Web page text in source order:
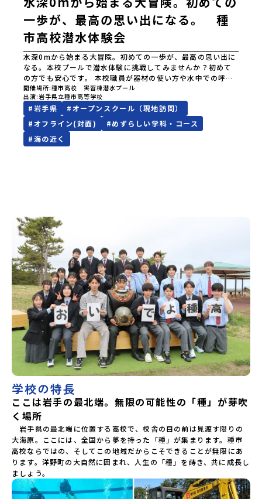
一歩が、最高の思い出になる。 種
市高校潜水体験会
水深0mから始まる大冒険。初めての一歩が、最高の思い出に
なる。本校プールで潜水体験に挑戦してみませんか？初めて
の方でも安心です。 本校職員が器材の使い方や水中での呼吸
方法などを、一から丁寧に指導します。 安全に配慮しながら
実施しますので、経験のない方でも安心して参加できます。
さあ、普段とは違う水中世界を体験してみましょう！１０月
１１日（日）はヘルメット式潜水です。寮の見学も可能です。
お問合せ先・担当種市高校海洋開発科 横葉和浩 小林月都
電話0194-65-2147
開催場所 種市高校 実習棟潜水プール
出演 岩手県立種市高等学校
#岩手県 #オープンスクール（現地訪問）
#オフライン(対面) #めずらしい学科・コース
#海の近く
学校の特長
ここは岩手の最北端。無限の可能性の「種」が芽吹
く場所
岩手県の最北端に位置する高校で、校舎の目の前は見渡す限りの
大海原。ここには、全国から夢を持った「種」が集まります。種市
高校ならではの、そしてこの地域だからこそできることが無限にあ
ります。洋野町の大自然に囲まれ、人生の「種」を蒔き、共に成長し
ましょう。